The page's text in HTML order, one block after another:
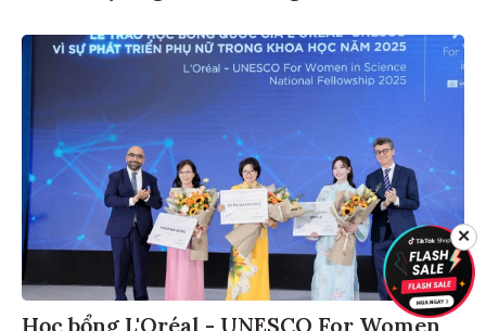
Học bổng L'Oréal - UNESCO For Women
✕